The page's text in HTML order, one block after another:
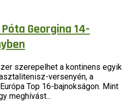
Georgina 14-
szerepelhet a kontinens egyik
versenyén, a
Top 16-bajnokságon. Mint
meghívást...